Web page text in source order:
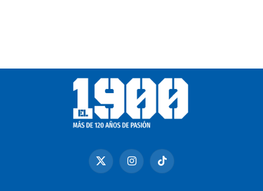
X
(Twitter)
InstagramTikTok